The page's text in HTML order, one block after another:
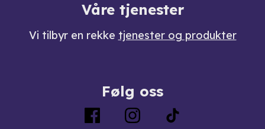
Våre tjenester
Vi tilbyr en rekke tjenester og produkter
Følg oss